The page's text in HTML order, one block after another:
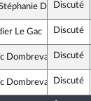
en Marche
Do Discuté
en Marche
Le Gac Discuté
en Marche
Dombreval Discuté
en Marche
Dombreval Discuté